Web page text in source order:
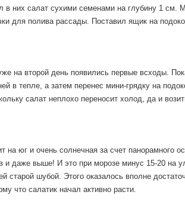
в них салат сухими семенами на глубину 1 см.
для полива рассады. Поставил ящик на
на второй день появились первые всходы.
в тепле, а затем перенес мини-грядку на
салат неплохо переносит холод, да и
на юг и очень солнечная за счет панорамного
и даже выше! И это при морозе минус 15-20 на
старой шубой. Этого оказалось вполне
что салатик начал активно расти.